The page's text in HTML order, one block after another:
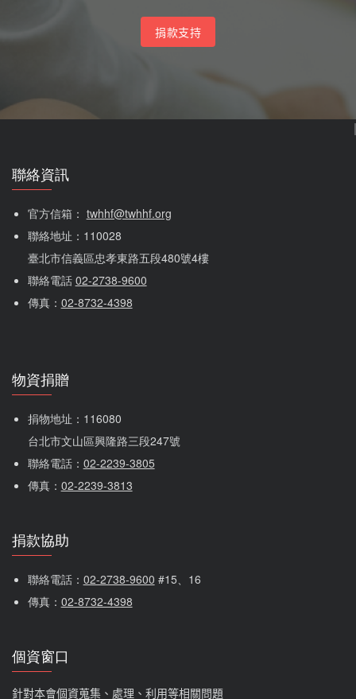
捐款支持
聯絡資訊
官方信箱： twhhf@twhhf.org
聯絡地址：110028
臺北市信義區忠孝東路五段480號4樓
聯絡電話 02-2738-9600
傳真： 02-8732-4398
物資捐贈
捐物地址：116080
台北市文山區興隆路三段247號
聯絡電話： 02-2239-3805
傳真： 02-2239-3813
捐款協助
聯絡電話： 02-2738-9600 #15、16
傳真： 02-8732-4398
個資窗口
針對本會個資蒐集、處理、利用等相關問題